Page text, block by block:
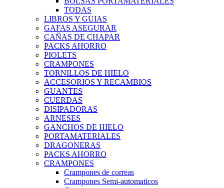
TODAS
LIBROS Y GUIAS
GAFAS ASEGURAR
CAÑAS DE CHAPAR
PACKS AHORRO
PIOLETS
CRAMPONES
TORNILLOS DE HIELO
ACCESORIOS Y RECAMBIOS
GUANTES
CUERDAS
DISIPADORAS
ARNESES
GANCHOS DE HIELO
PORTAMATERIALES
DRAGONERAS
PACKS AHORRO
CRAMPONES
Crampones de correas
Crampones Semi-automaticos